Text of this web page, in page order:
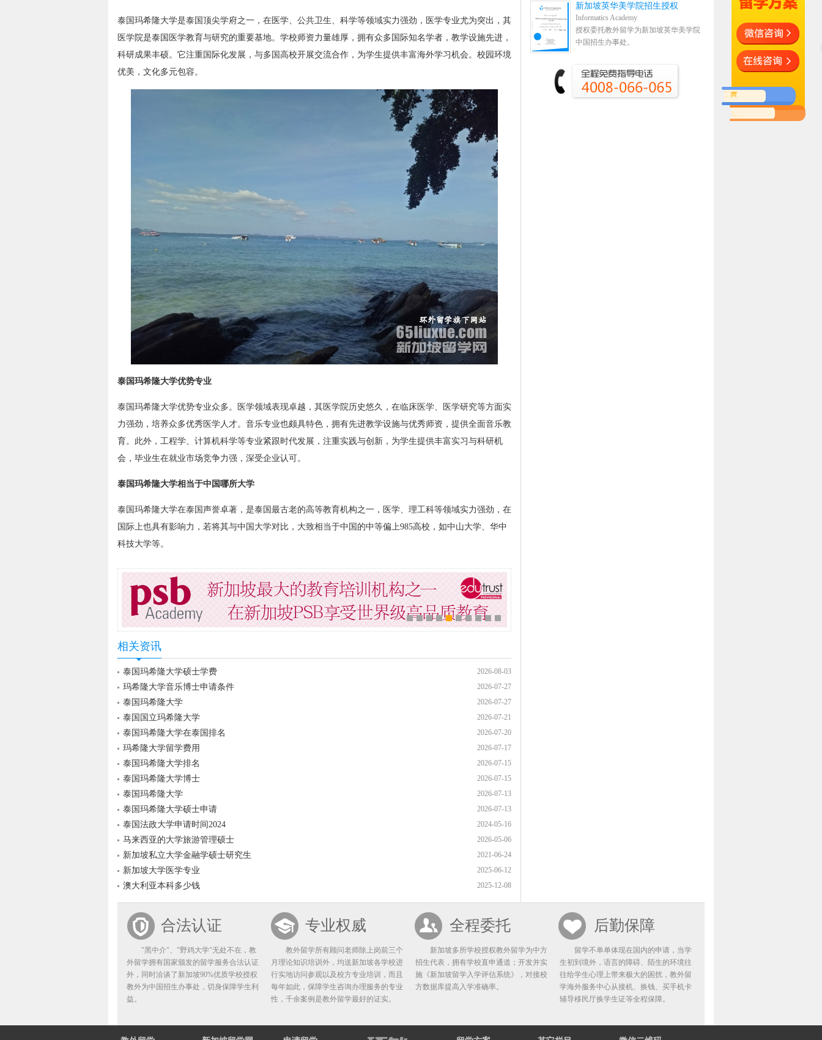
泰国玛希隆大学是泰国顶尖学府之一，在医学、公共卫生、科学等领域实力强劲，医学专业尤为突出，其
医学院是泰国医学教育与研究的重要基地。学校师资力量雄厚，拥有众多国际知名学者，教学设施先进，
科研成果丰硕。它注重国际化发展，与多国高校开展交流合作，为学生提供丰富海外学习机会。校园环境
优美，文化多元包容。
泰国玛希隆大学优势专业
泰国玛希隆大学优势专业众多。医学领域表现卓越，其医学院历史悠久，在临床医学、医学研究等方面实
力强劲，培养众多优秀医学人才。音乐专业也颇具特色，拥有先进教学设施与优秀师资，提供全面音乐教
育。此外，工程学、计算机科学等专业紧跟时代发展，注重实践与创新，为学生提供丰富实习与科研机
会，毕业生在就业市场竞争力强，深受企业认可。
泰国玛希隆大学相当于中国哪所大学
泰国玛希隆大学在泰国声誉卓著，是泰国最古老的高等教育机构之一，医学、理工科等领域实力强劲，在
国际上也具有影响力，若将其与中国大学对比，大致相当于中国的中等偏上985高校，如中山大学、华中
科技大学等。
相关资讯
2026-08-03
泰国玛希隆大学硕士学费
2026-07-27
玛希隆大学音乐博士申请条件
2026-07-27
泰国玛希隆大学
2026-07-21
泰国国立玛希隆大学
2026-07-20
泰国玛希隆大学在泰国排名
2026-07-17
玛希隆大学留学费用
2026-07-15
泰国玛希隆大学排名
2026-07-15
泰国玛希隆大学博士
2026-07-13
泰国玛希隆大学
2026-07-13
泰国玛希隆大学硕士申请
2024-05-16
泰国法政大学申请时间2024
2026-05-06
马来西亚的大学旅游管理硕士
2021-06-24
新加坡私立大学金融学硕士研究生
2025-06-12
新加坡大学医学专业
2025-12-08
澳大利亚本科多少钱
合法认证
"黑中介"、"野鸡大学"无处不在，教
外留学拥有国家颁发的留学服务合法认证
外，同时洽谈了新加坡90%优质学校授权
教外为中国招生办事处，切身保障学生利
益。
专业权威
教外留学所有顾问老师除上岗前三个
月理论知识培训外，均送新加坡各学校进
行实地访问参观以及校方专业培训，而且
每年如此，保障学生咨询办理服务的专业
性，千余案例是教外留学最好的证实。
全程委托
新加坡多所学校授权教外留学为中方
招生代表，拥有学校直申通道；开发并实
施《新加坡留学入学评估系统》，对接校
方数据库提高入学准确率。
后勤保障
留学不单单体现在国内的申请，当学
生初到境外，语言的障碍、陌生的环境往
往给学生心理上带来极大的困扰，教外留
学海外服务中心从接机、换钱、买手机卡
辅导移民厅换学生证等全程保障。